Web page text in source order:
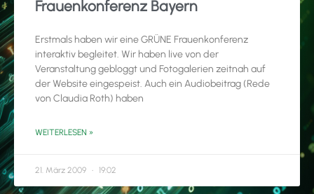
Frauenkonferenz Bayern
Erstmals haben wir eine GRÜNE Frauenkonferenz
interaktiv begleitet. Wir haben live von der
Veranstaltung gebloggt und Fotogalerien zeitnah auf
der Website eingespeist. Auch ein Audiobeitrag (Rede
von Claudia Roth) haben
WEITERLESEN »
21. März 2009 19:02